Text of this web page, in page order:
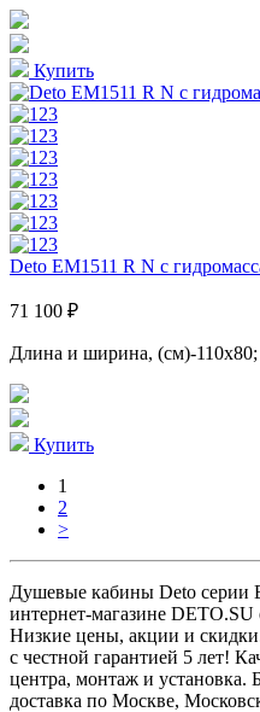
Купить
Deto EM1511 R N с
71 100 ₽
Длина и ширина, (см)-
Купить
1
2
>
Душевые кабины Deto серии
интернет-магазине
Низкие цены, акции и
c честной гарантией 5 лет!
центра, монтаж и установка.
доставка по Москве,